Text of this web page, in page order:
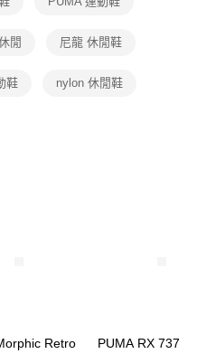
「AFTEE先享後付」服務完成之交
人或監護人之同意方可使用
個別帳號之用戶狀況，依本公司即
閒 尼龍 休閒鞋
鞋 nylon 休閒鞋
Retro
PUMA RX 737